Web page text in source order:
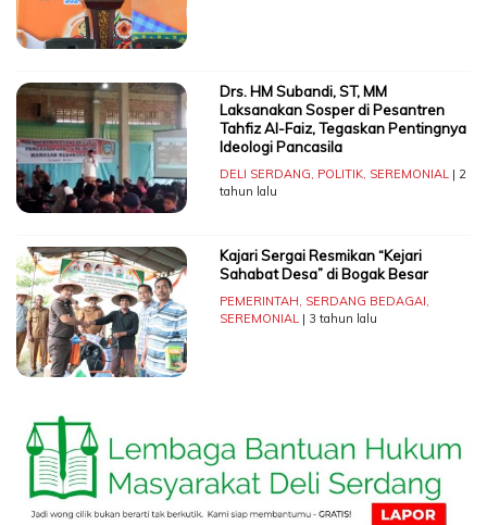
Drs. HM Subandi, ST, MM
Laksanakan Sosper di Pesantren
Tahfiz Al-Faiz, Tegaskan Pentingnya
Ideologi Pancasila
DELI SERDANG, POLITIK, SEREMONIAL| 2
tahun lalu
Kajari Sergai Resmikan “Kejari
Sahabat Desa” di Bogak Besar
PEMERINTAH, SERDANG BEDAGAI,
SEREMONIAL| 3 tahun lalu